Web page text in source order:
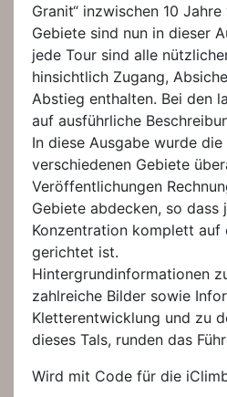
Granit“ inzwischen 10
Gebiete sind nun in dieser
jede Tour sind alle
hinsichtlich Zugang,
Abstieg enthalten. Bei den
auf ausführliche
In diese Ausgabe wurde
verschiedenen Gebiete
Veröffentlichungen
Gebiete abdecken, so dass
Konzentration komplett auf
gerichtet ist.
Hintergrundinformationen
zahlreiche Bilder sowie
Kletterentwicklung und zu
dieses Tals, runden das
Wird mit Code für die